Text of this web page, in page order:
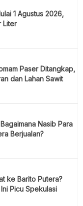
1 Agustus 2026,
Liter
Paser Ditangkap,
dan Lahan Sawit
Nasib Para
Berjualan?
ke Barito Putera?
Picu Spekulasi